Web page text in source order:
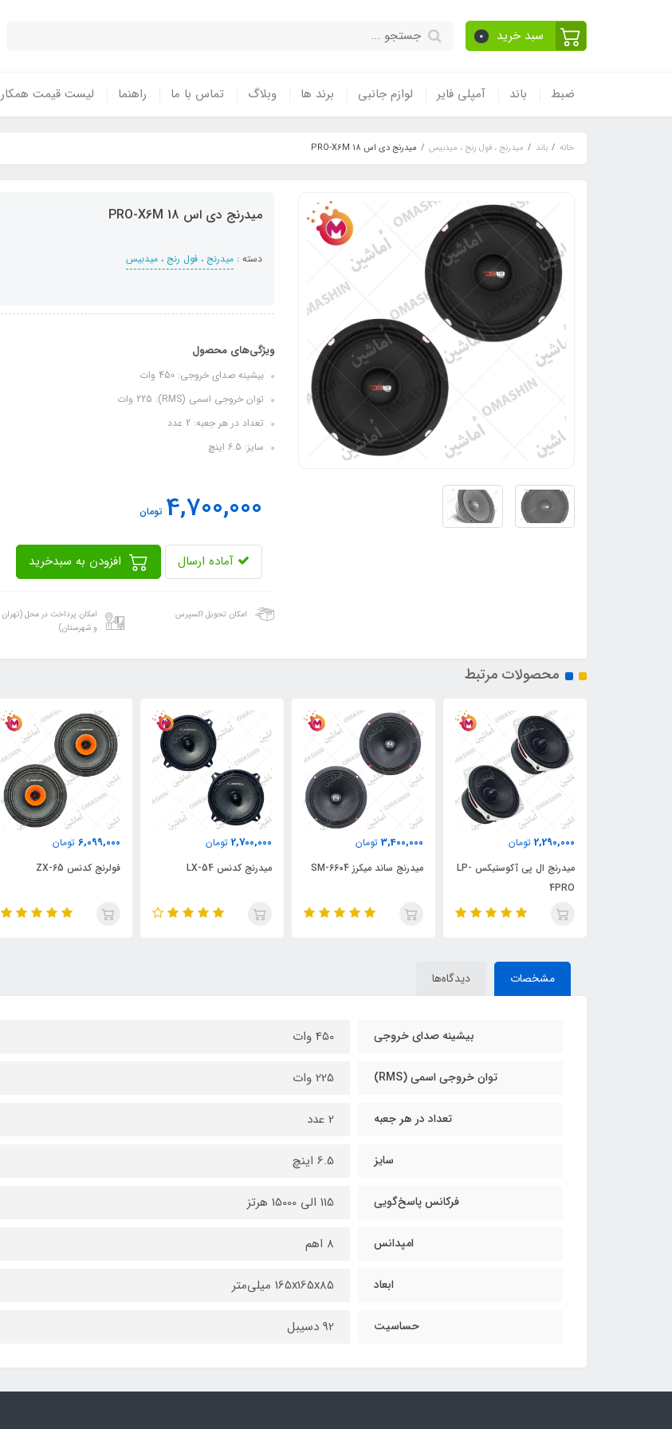
سبد خرید 0
ضبط باند آمپلی فایر لوازم جانبی برند ها وبلاگ تماس با ما راهنما لیست قیمت همکار
خانه باند میدرنج ، فول رنج ، میدبیس میدرنج دی اس 18 PRO-X6M
میدرنج دی اس 18 PRO-X6M
دسته : میدرنج ، فول رنج ، میدبیس
ویژگی‌های محصول
بیشینه صدای خروجی: 450 وات
توان خروجی اسمی (RMS): 225 وات
تعداد در هر جعبه: 2 عدد
سایز: 6.5 اینچ
4,700,000 تومان
آماده ارسال
امکان تحویل اکسپرس
امکان پرداخت در محل (تهران
و شهرستان)
محصولات مرتبط
2,290,000 تومان
میدرنج ال پی آکوستیکس LP-
4PRO
3,400,000 تومان
میدرنج ساند میکرز SM-6604
2,700,000 تومان
میدرنج کدنس LX-54
6,099,000 تومان
فولرنج کدنس ZX-65
مشخصات دیدگاه‌ها
بیشینه صدای خروجی 450 وات
توان خروجی اسمی (RMS) 225 وات
تعداد در هر جعبه 2 عدد
سایز 6.5 اینچ
فرکانس پاسخ‌گویی 115 الی 15000 هرتز
امپدانس 8 اهم
ابعاد 165x165x85 میلی‌متر
حساسیت 92 دسیبل